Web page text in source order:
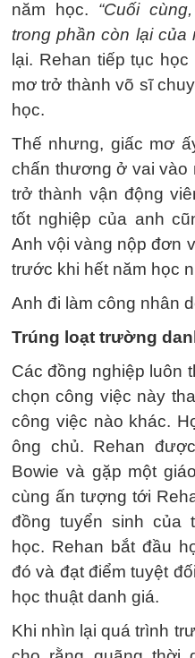
năm học. “Cuối
trong phần còn lại của
lại. Rehan tiếp tục
mơ trở thành võ sĩ
học.
Thế nhưng, giấc mơ
chấn thương ở vai vào
trở thành vận động
tốt nghiệp của anh
Anh vội vàng nộp đơn
trước khi hết năm học
Anh đi làm công nhân
Trúng loạt trường
Các đồng nghiệp luôn
chọn công việc này
công việc nào khác.
ông chủ. Rehan
Bowie và gặp một
cùng ấn tượng tới
đồng tuyển sinh của
học. Rehan bắt đầu
đó và đạt điểm tuyệt
học thuật danh giá.
Khi nhìn lại quá trình